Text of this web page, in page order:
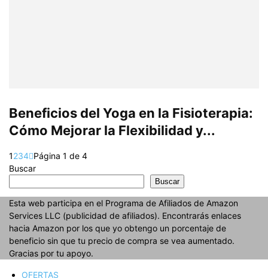
Beneficios del Yoga en la Fisioterapia:
Cómo Mejorar la Flexibilidad y...
1234 Página 1 de 4
Buscar
Buscar
Esta web participa en el Programa de Afiliados de Amazon
Services LLC (publicidad de afiliados). Encontrarás enlaces
hacia Amazon por los que yo obtengo un porcentaje de
beneficio sin que tu precio de compra se vea aumentado.
Gracias por tu apoyo.
OFERTAS